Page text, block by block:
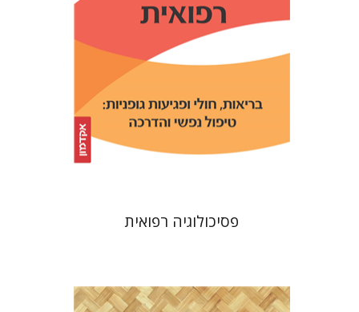
הנחת אתר ספר מודפס
פסיכולוגיה רפואית